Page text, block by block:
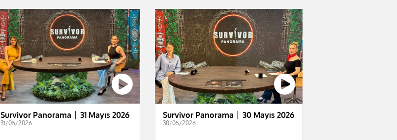
Survivor Panorama │ 31 Mayıs 2026
31/05/2026
Survivor Panorama │ 30 Mayıs 2026
30/05/2026